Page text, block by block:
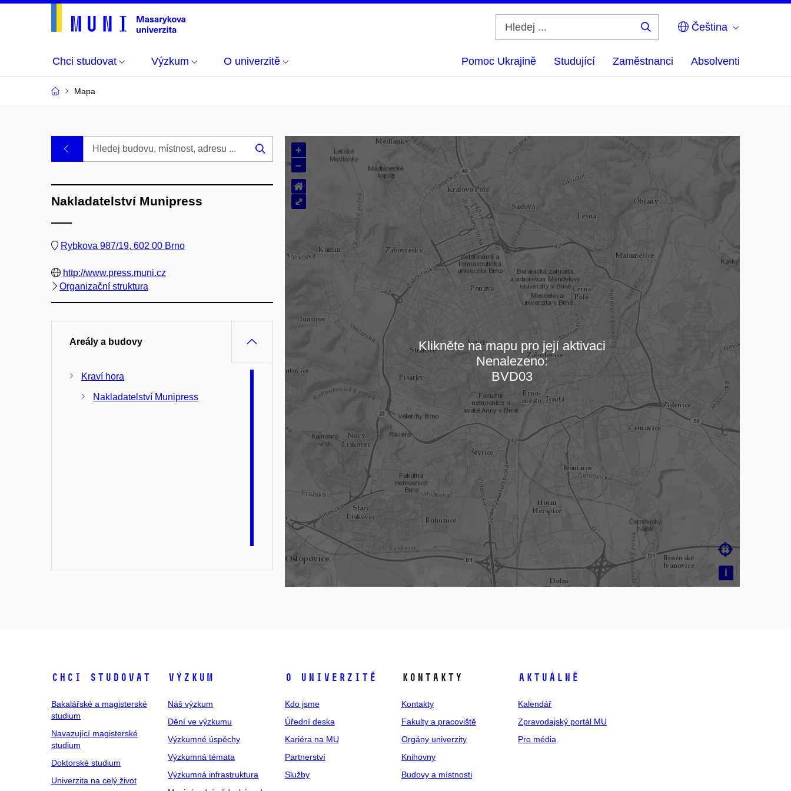
Čeština
Chci studovat Výzkum O univerzitě Pomoc Ukrajině Studující Zaměstnanci Absolventi
Mapa
Budovy
místnosti
Načítám mapu…
+
–
i

⌂
⤢
Klikněte na mapu pro její aktivaci
Nenalezeno:
BVD03
Hledej
Nakladatelství Munipress
Rybkova 987/19, 602 00 Brno
http://www.press.muni.cz
Organizační struktura
Areály a budovy
Kraví hora
Nakladatelství Munipress
Chci studovat
Bakalářské a magisterské
studium
Navazující magisterské
studium
Doktorské studium
Univerzita na celý život
Výzkum
Náš výzkum
Dění ve výzkumu
Výzkumné úspěchy
Výzkumná témata
Výzkumná infrastruktura
O univerzitě
Kdo jsme
Úřední deska
Kariéra na MU
Partnerství
Služby
Kontakty
Kontakty
Fakulty a pracoviště
Orgány univerzity
Knihovny
Budovy a místnosti
Aktuálně
Kalendář
Zpravodajský portál MU
Pro média